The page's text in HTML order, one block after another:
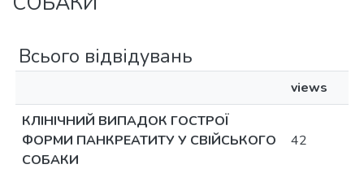
Всього відвідувань
views
КЛІНІЧНИЙ ВИПАДОК ГОСТРОЇ
ФОРМИ ПАНКРЕАТИТУ У СВІЙСЬКОГО
СОБАКИ
42